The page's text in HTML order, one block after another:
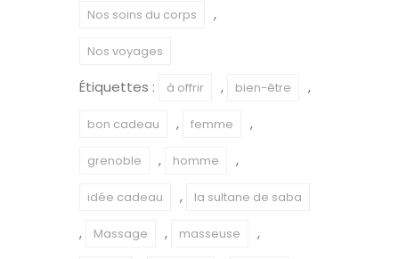
la
épices
Nos soins du corps ,
Nos voyages
Étiquettes : à offrir , bien-être ,
bon cadeau , femme ,
grenoble , homme ,
idée cadeau , la sultane de saba
, Massage , masseuse ,